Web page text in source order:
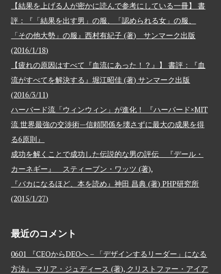
【結果を上げる人が密かに読んで参考にしている一冊】 書
評：『「結果を出す男」の服、「認められる女」の服、
「その他大勢」の服』西村有紀子 (著) サンマーク出版
(2016/1/18)
【疲れの原因はすべて『血流にあった！？』】 書評：『血
流がすべてを解決する』堀江昭佳 (著) サンマーク出版
(2016/3/11)
ハーバード流「ウィンウィン」が進化！ 『ハーバード×MIT
流 世界最強の交渉術—信頼関係を壊さずに最大の成果を得
る6原則』
成功を解くことで成功した伝説的な男の評伝 『デール・
カーネギー』 スティーブン・ワッツ (著),
『バカになるほど、本を読め』神田 昌典 (著) PHP研究所
(2015/1/27)
最近のコメント
0601 『CEOからDEOへ – 「デザインするリーダー」になる
方法』 マリア・ジュディース (著), クリストファー・アイア